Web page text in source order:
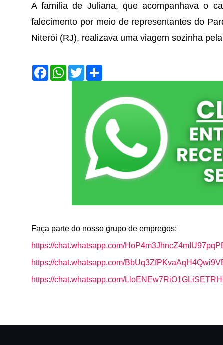
A família de Juliana, que acompanhava o
falecimento por meio de representantes do
Niterói (RJ), realizava uma viagem sozinha
F
a
W
h
T
w
e
Faça parte do nosso grupo de empregos:
https://chat.whatsapp.com/
https://chat.whatsapp.com/
https://chat.whatsapp.com/